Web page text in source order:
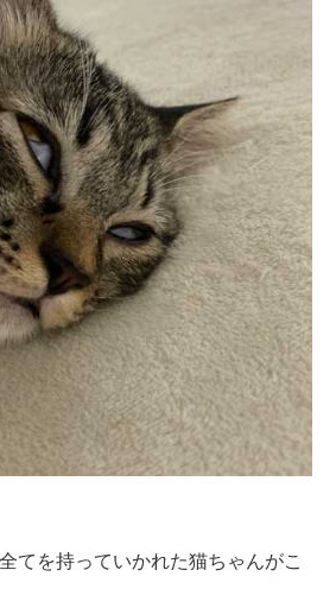
かる
サイト
サイト
事例
を支援
サイト
サイト
ア
トの話題
てを持っていかれた猫ちゃんがこ